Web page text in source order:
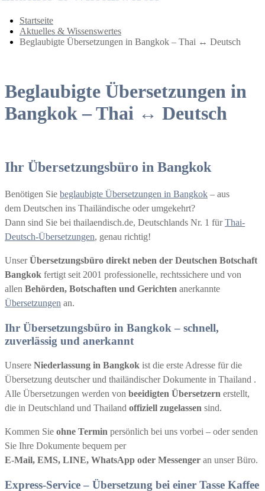
Startseite
Aktuelles & Wissenswertes
Beglaubigte Übersetzungen in Bangkok – Thai ↔ Deutsch
Beglaubigte Übersetzungen in
Bangkok – Thai ↔ Deutsch
Ihr Übersetzungsbüro in Bangkok
Benötigen Sie beglaubigte Übersetzungen in Bangkok – aus
dem Deutschen ins Thailändische oder umgekehrt?
Dann sind Sie bei thailaendisch.de, Deutschlands Nr. 1 fürThai-
Deutsch-Übersetzungen, genau richtig!
UnserÜbersetzungsbüro direkt neben der Deutschen Botschaft
Bangkok fertigt seit 2001 professionelle, rechtssichere und von
allen Behörden, Botschaften und Gerichten anerkannte
Übersetzungen an.
Ihr Übersetzungsbüro in Bangkok – schnell,
zuverlässig und anerkannt
Unsere Niederlassung in Bangkok ist die erste Adresse für die
Übersetzung deutscher und thailändischer Dokumente in Thailand .
Alle Übersetzungen werden von beeidigten Übersetzern erstellt,
die in Deutschland und Thailand offiziell zugelassen sind.
Kommen Sie ohne Termin persönlich bei uns vorbei – oder senden
Sie Ihre Dokumente bequem per
E-Mail, EMS, LINE, WhatsApp oder Messenger an unser Büro.
Express-Service – Übersetzung bei einer Tasse Kaffee